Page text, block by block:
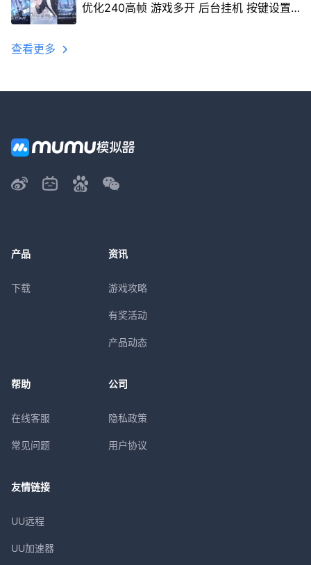
优化240高帧 游戏多开 后台挂机 按键设置
查看更多
产品
下载
资讯
游戏攻略
有奖活动
产品动态
帮助
在线客服
常见问题
公司
隐私政策
用户协议
友情链接
UU远程
UU加速器